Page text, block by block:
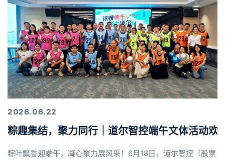
2026.06.22
粽趣集结，聚力同行｜道尔智控端午文体活动欢
粽叶飘香迎端午，凝心聚力展风采！6月18日，道尔智控（股票